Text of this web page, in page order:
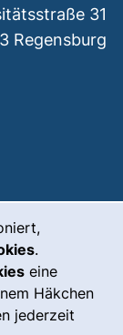
.
eine
Häkchen
jederzeit
Link, öffnet
31
Regensburg